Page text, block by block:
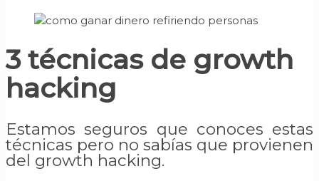
3 técnicas de growth
hacking
Estamos seguros que conoces estas
técnicas pero no sabías que provienen
del growth hacking.